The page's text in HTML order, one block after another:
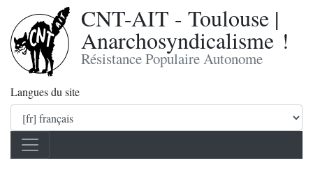
CNT-AIT - Toulouse |
Anarchosyndicalisme !
Résistance Populaire Autonome
Langues du site